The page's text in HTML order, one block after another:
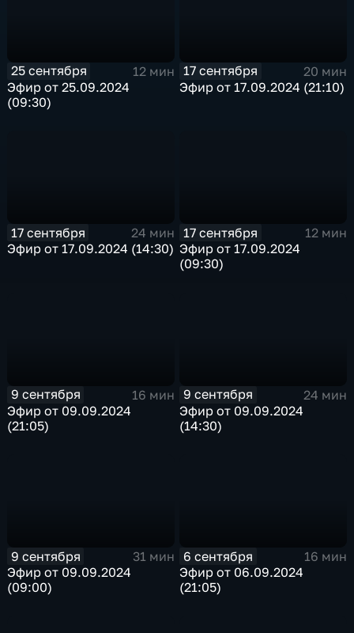
25 сентября
12 мин
Эфир от 25.09.2024
(09:30)
17 сентября
20 мин
Эфир от 17.09.2024 (21:10)
17 сентября
24 мин
Эфир от 17.09.2024 (14:30)
17 сентября
12 мин
Эфир от 17.09.2024
(09:30)
9 сентября
16 мин
Эфир от 09.09.2024
(21:05)
9 сентября
24 мин
Эфир от 09.09.2024
(14:30)
9 сентября
31 мин
Эфир от 09.09.2024
(09:00)
6 сентября
16 мин
Эфир от 06.09.2024
(21:05)